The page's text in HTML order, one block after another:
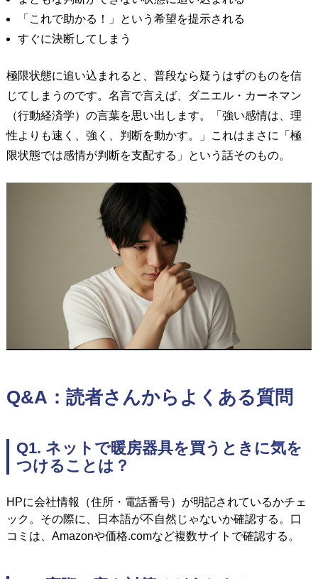
「これで助かる！」という希望を提示される
すぐに決断してしまう
極限状態に追い込まれると、普段なら疑うはずのものを信
じてしまうのです。 名言で言えば、ダニエル・カーネマン
（行動経済学）の言葉を思い出します。
「強い感情は、理
性よりも速く、強く、判断を動かす。」
これはまさに「極
限状態では感情が判断を支配する」という話そのもの。
Q&A：読者さんからよくある質問
Q1. ネットで暖房器具を買うときに気を
つけることは？
HPに会社情報（住所・電話番号）が明記されているかチェ
ック。その際に、日本語が不自然じゃないか確認する。 口
コミは、Amazonや価格.comなど複数サイトで確認する。